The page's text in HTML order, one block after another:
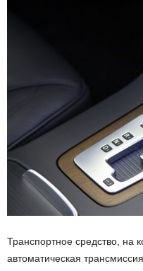
Транспортное средство, на
автоматическая